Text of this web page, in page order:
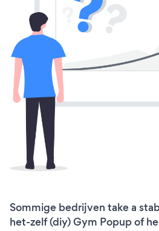
Sommige bedrijven take a
het-zelf (diy) Gym Popup of